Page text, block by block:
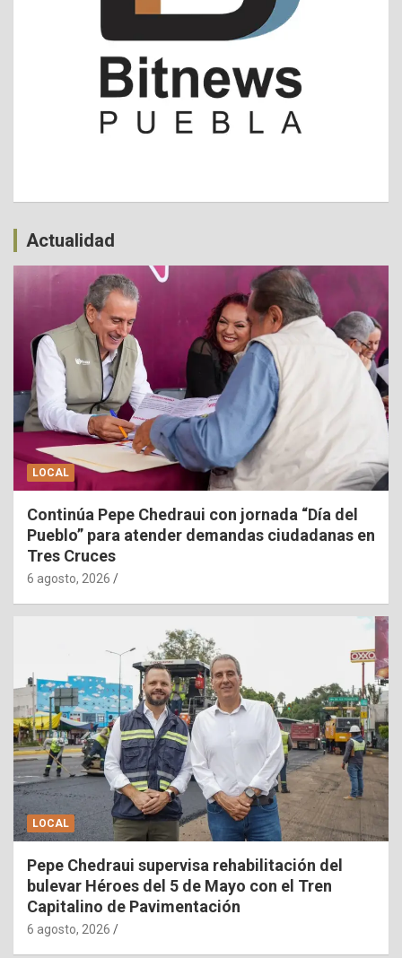
Actualidad
LOCAL
Continúa Pepe Chedraui con jornada “Día del
Pueblo” para atender demandas ciudadanas en
Tres Cruces
6 agosto, 2026
LOCAL
Pepe Chedraui supervisa rehabilitación del
bulevar Héroes del 5 de Mayo con el Tren
Capitalino de Pavimentación
6 agosto, 2026